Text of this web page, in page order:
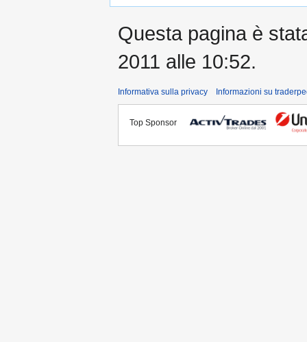
Questa pagina è
2011 alle 10:52.
Informativa sulla privacy Informazioni su
Top Sponsor